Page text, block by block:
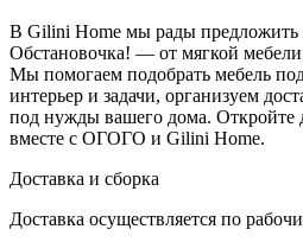
В Gilini Home мы рады
Обстановочка! — от мягкой мебели
Мы помогаем подобрать мебель
интерьер и задачи, организуем
под нужды вашего дома. Откройте
вместе с ОГОГО и Gilini Home.
Доставка и сборка
Доставка осуществляется по